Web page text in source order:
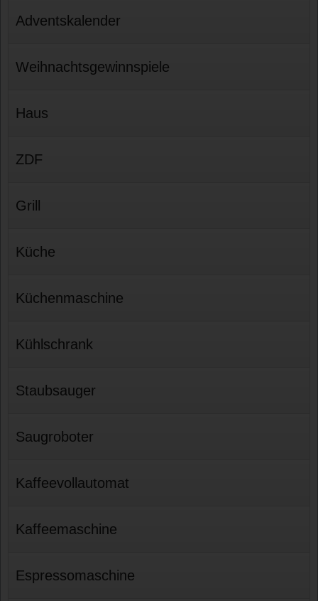
Adventskalender
Weihnachtsgewinnspiele
Haus
ZDF
Grill
Küche
Küchenmaschine
Kühlschrank
Staubsauger
Saugroboter
Kaffeevollautomat
Kaffeemaschine
Espressomaschine